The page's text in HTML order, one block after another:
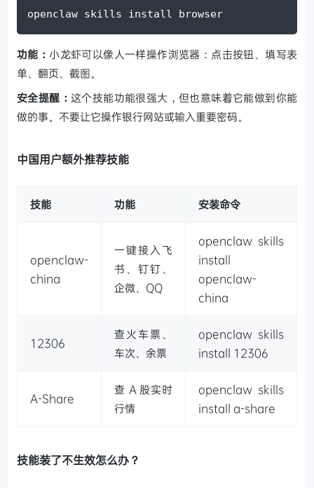
openclaw skills install browser
功能：小龙虾可以像人一样操作浏览器：点击按钮、填写表
单、翻页、截图。
安全提醒： 这个技能功能很强大，但也意味着它能做到你能
做的事。不要让它操作银行网站或输入重要密码。
中国用户额外推荐技能
技能 功能 安装命令
openclaw-
china
一键接入飞
书、钉钉、
企微、QQ
openclaw skills
install
openclaw-
china
12306
查火车票、
车次、余票
openclaw skills
install 12306
A-Share
查 A 股实时
行情
openclaw skills
install a-share
技能装了不生效怎么办？